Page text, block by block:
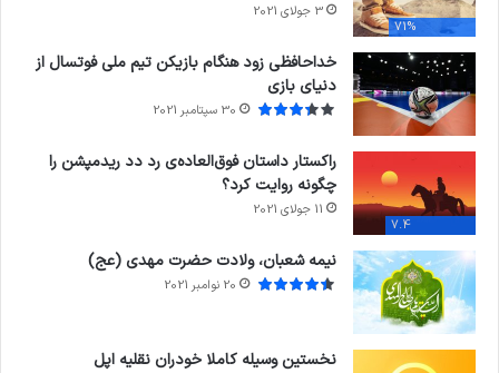
71%
3 جولای 2021
خداحافظی زود هنگام بازیکن تیم ملی فوتسال از
دنیای بازی
30 سپتامبر 2021
7.4
راکستار داستان فوق‌العاده‌ی رد دد ریدمپشن را
چگونه روایت کرد؟
11 جولای 2021
نیمه شعبان، ولادت حضرت مهدی (عج)
20 نوامبر 2021
نخستین وسیله کاملا خودران نقلیه اپل